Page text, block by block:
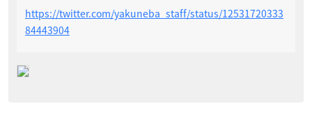
https://twitter.com/yakuneba_staff/status/12531720333
84443904